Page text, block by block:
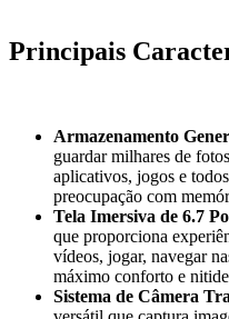
Principais
Armazenamento
guardar milhares de
aplicativos, jogos e
preocupação com
Tela Imersiva de 6.7
que proporciona
vídeos, jogar, navegar
máximo conforto e
Sistema de Câmera